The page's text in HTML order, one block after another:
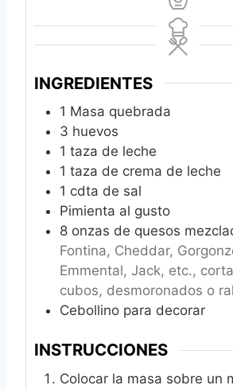
INGREDIENTES
1 Masa quebrada
3 huevos
1 taza de leche
1 taza de crema de leche
1 cdta de sal
Pimienta al gusto
8 onzas de quesos
Fontina, Cheddar,
Emmental, Jack, etc.,
cubos, desmoronados o
Cebollino para decorar
INSTRUCCIONES
Colocar la masa sobre un